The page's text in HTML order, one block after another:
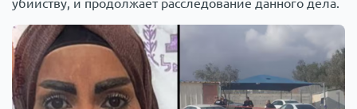
убийству, и продолжает расследование данного дела.